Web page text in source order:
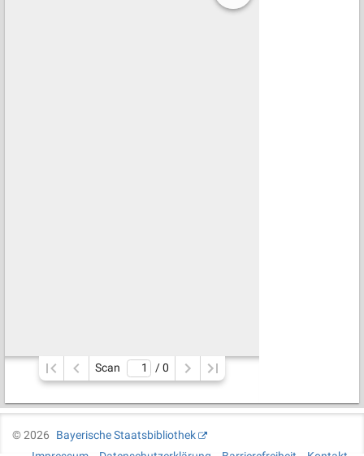
Scan / 0
©2026
Bayerische Staatsbibliothek